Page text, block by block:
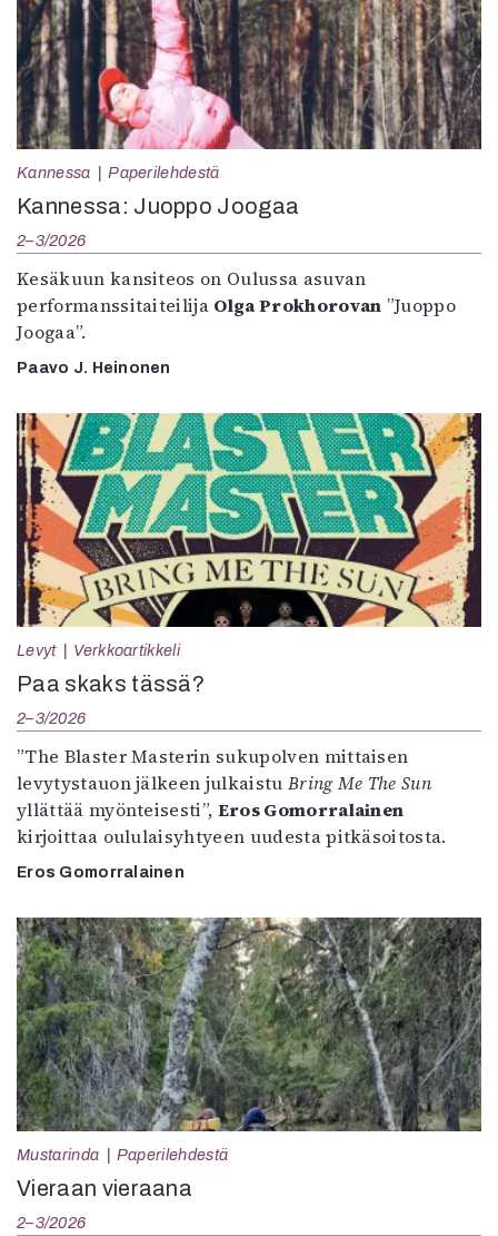
Kannessa Paperilehdestä
Kannessa: Juoppo Joogaa
2–3/2026
Kesäkuun kansiteos on Oulussa asuvan
performanssitaiteilija Olga Prokhorovan ”Juoppo
Joogaa”.
Paavo J. Heinonen
Levyt Verkkoartikkeli
Paa skaks tässä?
2–3/2026
”The Blaster Masterin sukupolven mittaisen
levytystauon jälkeen julkaistu Bring Me The Sun
yllättää myönteisesti”, Eros Gomorralainen
kirjoittaa oululaisyhtyeen uudesta pitkäsoitosta.
Eros Gomorralainen
Mustarinda Paperilehdestä
Vieraan vieraana
2–3/2026